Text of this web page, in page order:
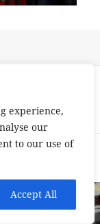
experience,
our
to our use of
Accept All
des